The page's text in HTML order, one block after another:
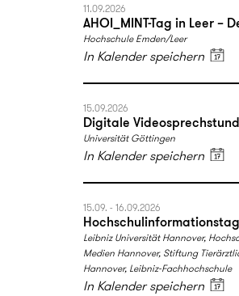
11.09.2026
AHOI_MINT-Tag in Leer –
Hochschule Emden/Leer
In Kalender speichern
15.09.2026
Digitale
Universität Göttingen
In Kalender speichern
15.09. - 16.09.2026
Leibniz Universität Hannover,
Medien Hannover, Stiftung
Hannover, Leibniz-Fachhochschule
In Kalender speichern